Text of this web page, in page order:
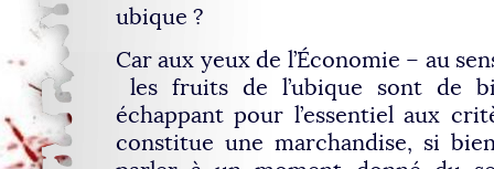
ubique ?
Car aux yeux de l’Économie – au
les fruits de l’ubique sont de
échappant pour l’essentiel aux
constitue une marchandise, si